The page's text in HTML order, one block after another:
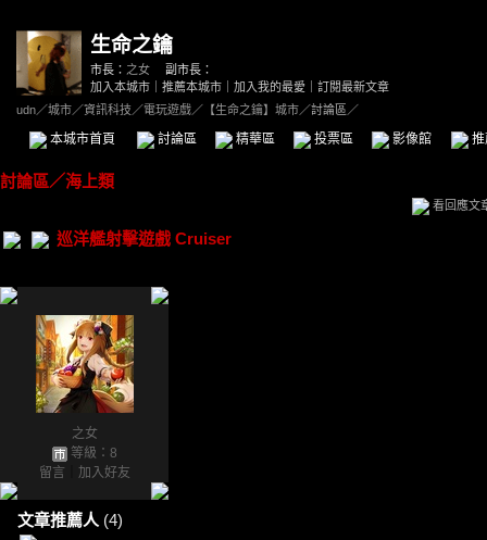
生命之鑰
市長： 之女
副市長：
加入本城市
推薦本城市 加入我的最愛
訂閱最新文章
udn／城市／資訊科技／電玩遊戲／ 【生命之鑰】城市／討論區／
本城市首頁 討論區 精華區 投票區 影像館
討論區／海上類
看回應文
巡洋艦射擊遊戲 Cruiser
之女
等級：8
留言
加入好友
文章推薦人 (4)